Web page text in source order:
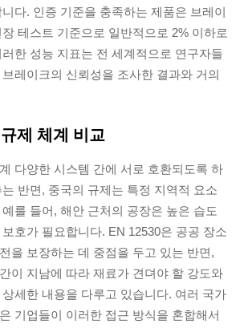
다. 인증 기준을 충족하는 제품은 브레이
테스트 기준으로 일반적으로 2% 이하로
한 성능 지표는 전 세계적으로 연구자들
레이크의 신뢰성을 조사한 결과와 거의
제 체계 비교
다양한 시스템 간에 서로 호환되도록 하
반면, 중국의 규제는 특정 지역적 요소
를 들어, 해안 근처의 공장은 높은 습도
호가 필요합니다. EN 12530은 공공 장소
을 보장하는 데 중점을 두고 있는 반면,
이 지남에 따라 재료가 견뎌야 할 강도와
세한 내용을 다루고 있습니다. 여러 국가
기업들이 이러한 접근 방식을 혼합해서